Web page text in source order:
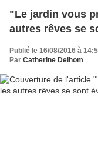
"Le jardin vous
autres rêves se
Publié le 16/08/2016 à
Par Catherine Delhom